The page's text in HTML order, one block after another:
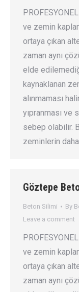
ve zemin
ortaya çıkan
zaman aynı
elde
kaynaklanan
alınmaması
yıpranması ve
sebep olabilir.
zeminlerin
Göztepe
Beton Silimi By
Leave a comment
ve zemin
ortaya çıkan
zaman aynı